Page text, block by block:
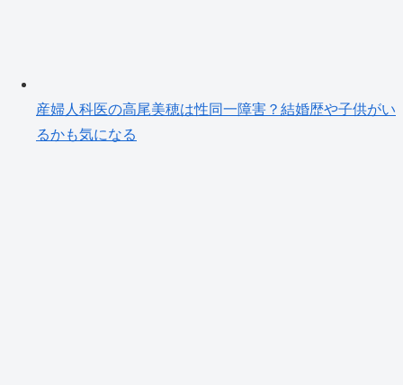
産婦人科医の高尾美穂は性同一障害？結婚歴や子供がい
るかも気になる